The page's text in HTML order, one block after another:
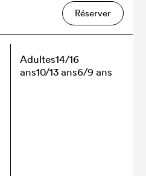
Réserver
Adultes14/16
ans10/13 ans6/9 ans